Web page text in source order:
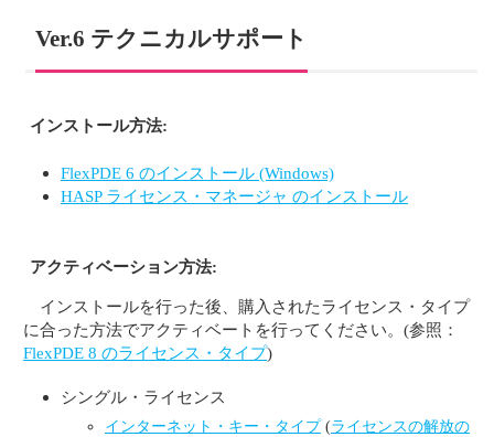
Ver.6 テクニカルサポート
インストール方法:
FlexPDE 6 のインストール (Windows)
HASP ライセンス・マネージャ のインストール
アクティベーション方法:
インストールを行った後、購入されたライセンス・タイプ
に合った方法でアクティベートを行ってください。(参照：
FlexPDE 8 のライセンス・タイプ)
シングル・ライセンス
インターネット・キー・タイプ(ライセンスの解放の